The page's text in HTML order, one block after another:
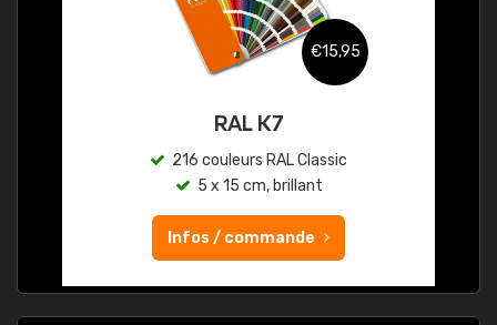
€15,95
RAL K7
216 couleurs RAL Classic
5 x 15 cm, brillant
Infos / commande